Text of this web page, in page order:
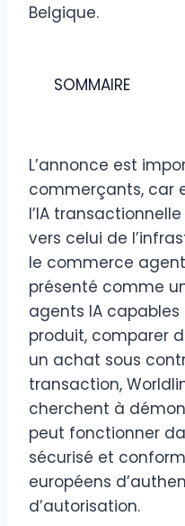
Belgique.
SOMMAIRE
L’annonce est
commerçants, car
l’IA
vers celui de
le commerce
présenté comme
agents IA
produit, comparer
un achat sous
transaction,
cherchent à
peut fonctionner
sécurisé et
européens
d’autorisation.